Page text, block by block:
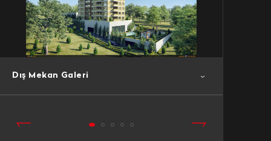
Dış Mekan Galeri